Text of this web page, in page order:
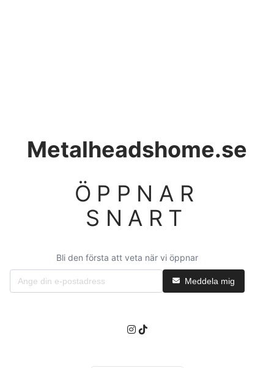
Metalheadshome.se
ÖPPNAR
SNART
Bli den första att veta när vi öppnar
Meddela mig